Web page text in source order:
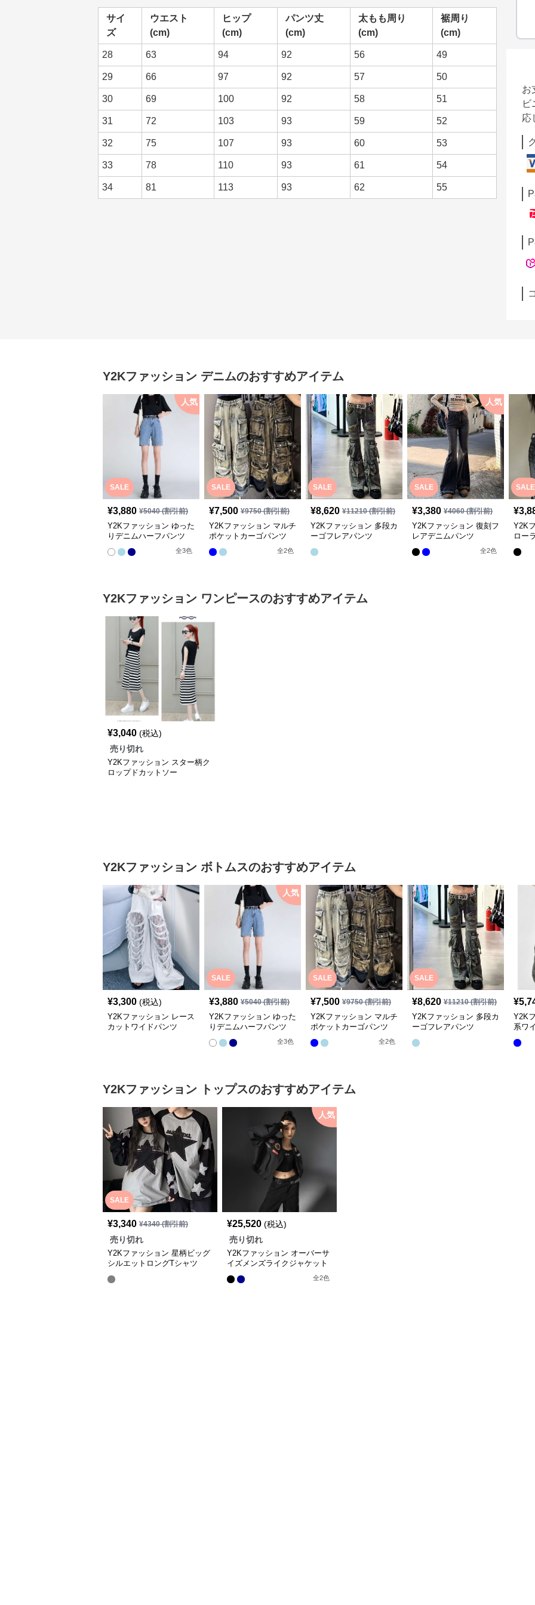
サイ
ズ
ウエスト
(cm)
ヒップ
(cm)
パンツ丈
(cm)
太もも周り
(cm)
裾周り
(cm)
28 63 94 92 56 49
29 66 97 92 57 50
30 69 100 92 58 51
31 72 103 93 59 52
32 75 107 93 60 53
33 78 110 93 61 54
34 81 113 93 62 55
お
ビ
応
Y2Kファッション デニムのおすすめアイテム
SALE
人気
¥3,880 ¥5040(割引前)
Y2Kファッション ゆった
りデニムハーフパンツ
全3色
SALE
¥7,500 ¥9750(割引前)
Y2Kファッション マルチ
ポケットカーゴパンツ
全2色
SALE
¥8,620 ¥11210(割引前)
Y2Kファッション 多段カ
ーゴフレアパンツ
SALE
人気
¥3,380 ¥4060(割引前)
Y2Kファッション 復刻フ
レアデニムパンツ
全2色
SALE
¥
Y2K
ロー
Y2Kファッション ワンピースのおすすめアイテム
¥3,040 (税込)
売り切れ
Y2Kファッション スター柄ク
ロップドカットソー
Y2Kファッション ボトムスのおすすめアイテム
¥3,300 (税込)
Y2Kファッション レース
カットワイドパンツ
SALE
人気
¥3,880 ¥5040(割引前)
Y2Kファッション ゆった
りデニムハーフパンツ
全3色
SALE
¥7,500 ¥9750(割引前)
Y2Kファッション マルチ
ポケットカーゴパンツ
全2色
SALE
¥8,620 ¥11210(割引前)
Y2Kファッション 多段カ
ーゴフレアパンツ
¥
Y2K
系ワ
Y2Kファッション トップスのおすすめアイテム
SALE
¥3,340 ¥4340(割引前)
売り切れ
Y2Kファッション 星柄ビッグ
シルエットロングTシャツ
人気
¥25,520 (税込)
売り切れ
Y2Kファッション オーバーサ
イズメンズライクジャケット
全2色